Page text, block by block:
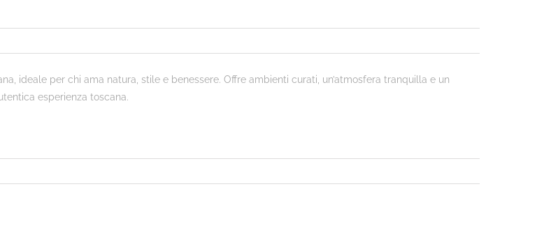
ideale per chi ama natura, stile e benessere. Offre ambienti curati, un’atmosfera tranquilla e un
esperienza toscana.